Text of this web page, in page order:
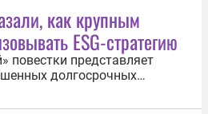
как крупным
ESG-стратегию
повестки представляет
долгосрочных
свою социально-
Об этом